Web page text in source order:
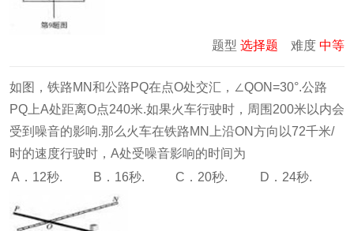
题型 选择题 难度 中等
如图，铁路MN和公路PQ在点O处交汇，∠QON=30°.公路
PQ上A处距离O点240米.如果火车行驶时，周围200米以内会
受到噪音的影响.那么火车在铁路MN上沿ON方向以72千米/
时的速度行驶时，A处受噪音影响的时间为
A．12秒.
B．16秒. C．20秒. D．24秒.